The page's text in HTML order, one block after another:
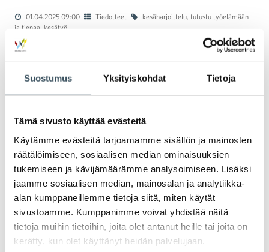
Suostumus Yksityiskohdat Tietoja
Tämä sivusto käyttää evästeitä
Käytämme evästeitä tarjoamamme sisällön ja mainosten
räätälöimiseen, sosiaalisen median ominaisuuksien
tukemiseen ja kävijämäärämme analysoimiseen. Lisäksi
jaamme sosiaalisen median, mainosalan ja analytiikka-
alan kumppaneillemme tietoja siitä, miten käytät
sivustoamme. Kumppanimme voivat yhdistää näitä
tietoja muihin tietoihin, joita olet antanut heille tai joita on
kerätty, kun olet käyttänyt heidän palvelujaan.
01.04.2025 09:00 Tiedotteet kesäharjoittelu, tutustu työelämään
ja tienaa kesätyö
Kaupan ala tutustuttaa työelämään
tuhansia kesäharjoittelijoita
kesätyöntekijöitä. Tutustu työelämään ja
koululaiset pääsevät kerryttämään
kokemusta työelämästä ja kaupan
toiminnasta.
10.02.2025 09:00 Uutiset mahdollisuuksien kauppa , vetovoimatyö
nuoret
Mahdollisuuksien kauppa -kampanja